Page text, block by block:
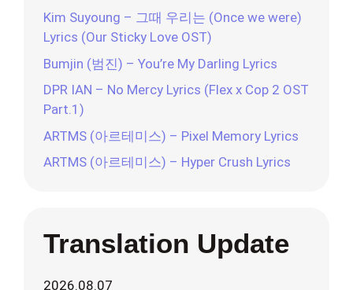
Kim Suyoung – 그때 우리는 (Once we were)
Lyrics (Our Sticky Love OST)
Bumjin (범진) – You’re My Darling Lyrics
DPR IAN – No Mercy Lyrics (Flex x Cop 2 OST
Part.1)
ARTMS (아르테미스) – Pixel Memory Lyrics
ARTMS (아르테미스) – Hyper Crush Lyrics
Translation Update
2026.08.07